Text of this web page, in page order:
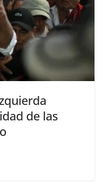
de las